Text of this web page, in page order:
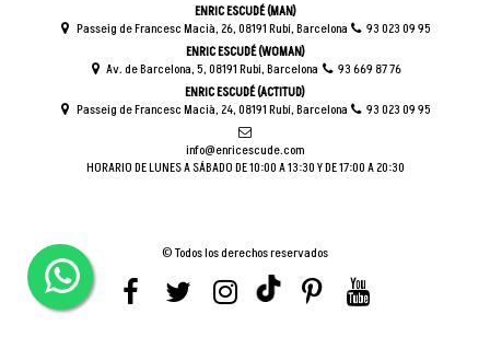
ENRIC ESCUDÉ (MAN)
Passeig de Francesc Macià, 26, 08191 Rubí, Barcelona
93 023 09 95
ENRIC ESCUDÉ (WOMAN)
Av. de Barcelona, 5, 08191 Rubí, Barcelona
93 669 87 76
ENRIC ESCUDÉ (ACTITUD)
Passeig de Francesc Macià, 24, 08191 Rubí, Barcelona
93 023 09 95
info@enricescude.com
HORARIO DE LUNES A SÁBADO DE 10:00 A 13:30 Y DE 17:00 A 20:30
© Todos los derechos reservados